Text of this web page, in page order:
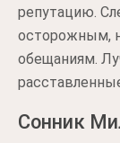
репутацию.
осторожным,
обещаниям.
Сонник